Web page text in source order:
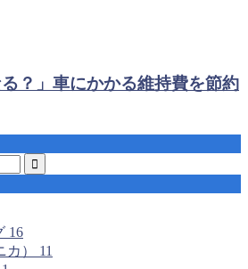
る？」車にかかる維持費を節約
16
カ） 11